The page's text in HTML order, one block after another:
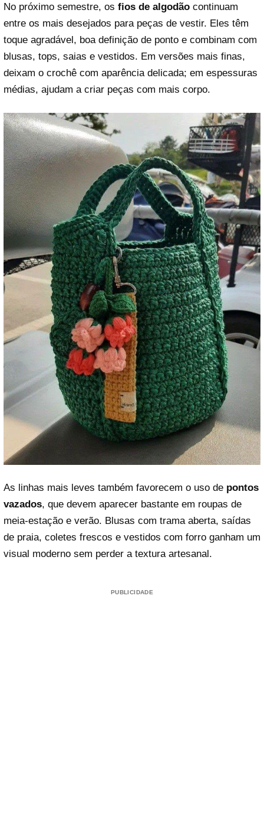
No próximo semestre, os fios de algodão continuam
entre os mais desejados para peças de vestir. Eles têm
toque agradável, boa definição de ponto e combinam com
blusas, tops, saias e vestidos. Em versões mais finas,
deixam o crochê com aparência delicada; em espessuras
médias, ajudam a criar peças com mais corpo.
As linhas mais leves também favorecem o uso de pontos
vazados, que devem aparecer bastante em roupas de
meia-estação e verão. Blusas com trama aberta, saídas
de praia, coletes frescos e vestidos com forro ganham um
visual moderno sem perder a textura artesanal.
PUBLICIDADE